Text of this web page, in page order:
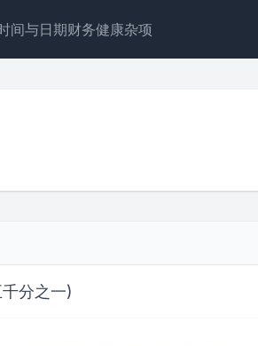
间与日期财务健康杂项
预览 分数转小数计算器：将分数转换为有限小数 小部件
分之一)